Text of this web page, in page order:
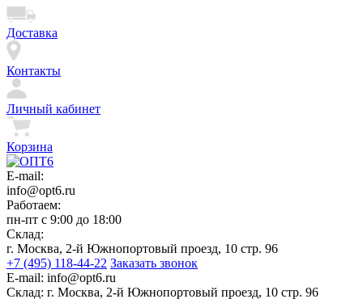
Доставка
Контакты
Личный кабинет
Корзина
E-mail:
info@opt6.ru
Работаем:
пн-пт с 9:00 до 18:00
Склад:
г. Москва, 2-й Южнопортовый проезд, 10 стр. 96
+7 (495) 118-44-22 Заказать звонок
E-mail: info@opt6.ru
Склад: г. Москва, 2-й Южнопортовый проезд, 10 стр. 96